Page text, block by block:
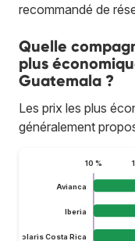
recommandé de
Quelle
plus
Guatemala ?
Les prix les plus
généralement
10 %
Avianca
Iberia
Volaris Costa Rica